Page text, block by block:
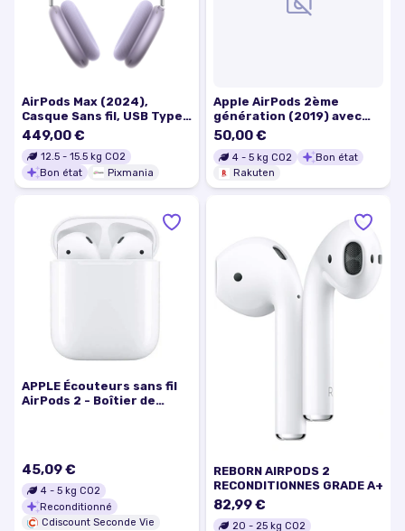
AirPods Max (2024),
Casque Sans fil, USB Type-
C Bluetooth, Mauve - Bon
449,00 €
12.5 - 15.5 kg CO2
Bon état
Pixmania
Apple AirPods 2ème
génération (2019) avec
boîtier de charge (MV7N2)
50,00 €
4 - 5 kg CO2
Bon état
Rakuten
APPLE Écouteurs sans fil
AirPods 2 - Boîtier de
45,09 €
4 - 5 kg CO2
Reconditionné
Cdiscount Seconde Vie
REBORN AIRPODS 2
RECONDITIONNES GRADE A+
82,99 €
20 - 25 kg CO2